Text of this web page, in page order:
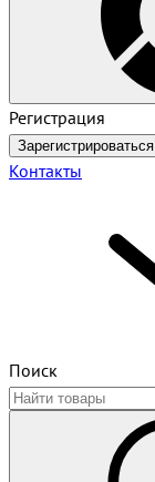
Регистрация
Зарегистрироваться
Контакты
Поиск